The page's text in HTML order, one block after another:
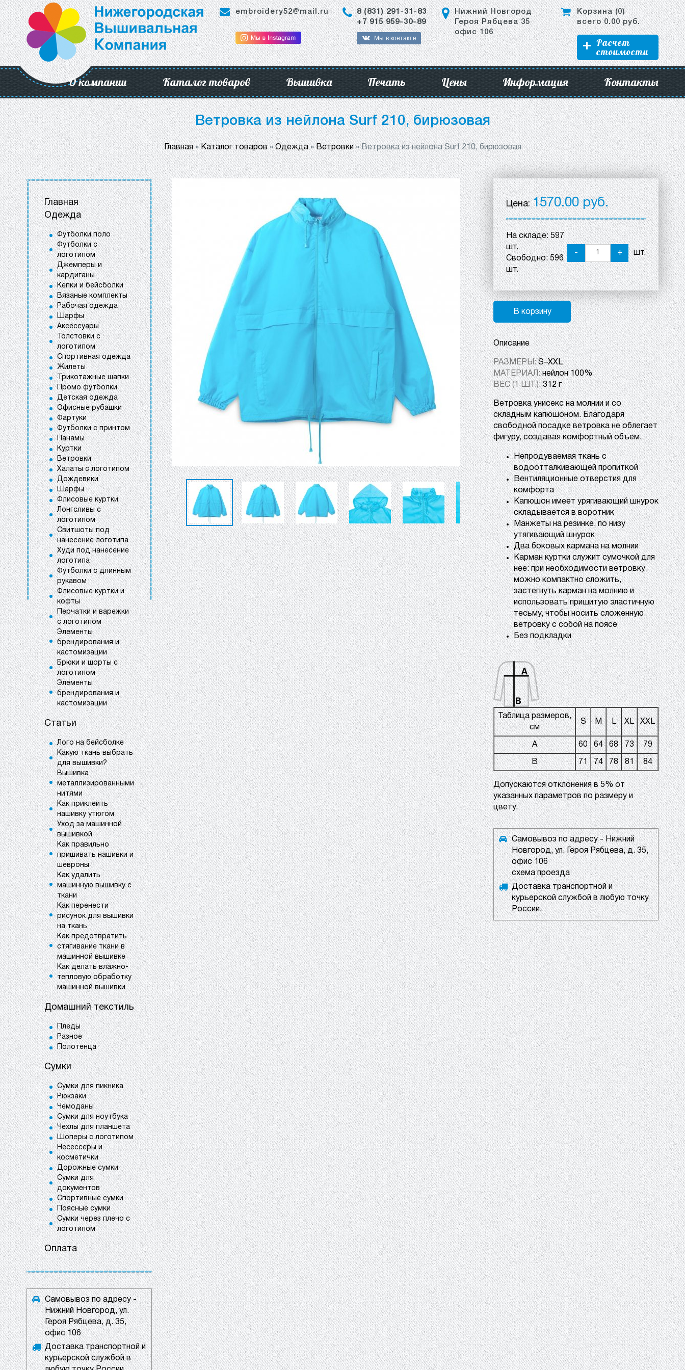
embroidery52@mail.ru
8 (831) 291-31-83
+7 915 959-30-89
Мы в контакте
Нижний Новгород
Героя Рябцева 35
офис 106
Корзина (0)
всего0.00руб.
Расчет
стоимости
О компании Каталог товаров Вышивка Печать Цены Информация Контакты
Ветровка из нейлона Surf 210, бирюзовая
Главная»Каталог товаров»Одежда»Ветровки»Ветровка из нейлона Surf 210, бирюзовая
Главная
Одежда
Футболки поло
Футболки с
логотипом
Джемперы и
кардиганы
Кепки и бейсболки
Вязаные комплекты
Рабочая одежда
Шарфы
Аксессуары
Толстовки с
логотипом
Спортивная одежда
Жилеты
Трикотажные шапки
Промо футболки
Детская одежда
Офисные рубашки
Фартуки
Футболки с принтом
Панамы
Куртки
Ветровки
Халаты с логотипом
Дождевики
Шарфы
Флисовые куртки
Лонгсливы с
логотипом
Свитшоты под
нанесение логотипа
Худи под нанесение
логотипа
Футболки с длинным
рукавом
Флисовые куртки и
кофты
Перчатки и варежки
с логотипом
Элементы
брендирования и
кастомизации
Брюки и шорты с
логотипом
Элементы
брендирования и
кастомизации
Статьи
Лого на бейсболке
Какую ткань выбрать
для вышивки?
Вышивка
металлизированными
нитями
Как приклеить
нашивку утюгом
Уход за машинной
вышивкой
Как правильно
пришивать нашивки и
шевроны
Как удалить
машинную вышивку с
ткани
Как перенести
рисунок для вышивки
на ткань
Как предотвратить
стягивание ткани в
машинной вышивке
Как делать влажно-
тепловую обработку
машинной вышивки
Домашний текстиль
Пледы
Разное
Полотенца
Сумки
Сумки для пикника
Рюкзаки
Чемоданы
Сумки для ноутбука
Чехлы для планшета
Шоперы с логотипом
Несессеры и
косметички
Дорожные сумки
Сумки для
документов
Спортивные сумки
Поясные сумки
Сумки через плечо с
логотипом
Оплата
Самовывоз по адресу -
Нижний Новгород, ул.
Героя Рябцева, д. 35,
офис 106
Доставка транспортной и
курьерской службой в
Цена:1570.00 руб.
На складе:597
шт.
Свободно:596
шт.
- + шт.
В корзину
Описание
РАЗМЕРЫ:S–XXL
МАТЕРИАЛ:нейлон 100%
ВЕС (1 ШТ.):312 г
Ветровка унисекс на молнии и со
складным капюшоном. Благодаря
свободной посадке ветровка не облегает
фигуру, создавая комфортный объем.
Непродуваемая ткань с
водоотталкивающей пропиткой
Вентиляционные отверстия для
комфорта
Капюшон имеет урягивающий шнурок
складывается в воротник
Манжеты на резинке, по низу
утягивающий шнурок
Два боковых кармана на молнии
Карман куртки служит сумочкой для
нее: при необходимости ветровку
можно компактно сложить,
застегнуть карман на молнию и
использовать пришитую эластичную
тесьму, чтобы носить сложенную
ветровку с собой на поясе
Без подкладки
Таблица размеров,
см
S M L XL XXL
A 60 64 68 73 79
B 71 74 78 81 84
Допускаются отклонения в 5% от
указанных параметров по размеру и
цвету.
Самовывоз по адресу - Нижний
Новгород, ул. Героя Рябцева, д. 35,
офис 106
схема проезда
Доставка транспортной и
курьерской службой в любую точку
России.